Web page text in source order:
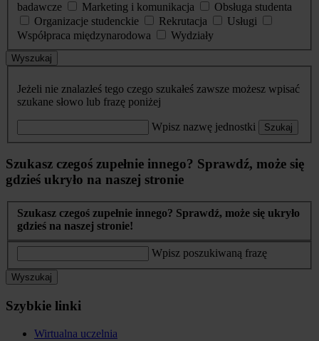
badawcze
Marketing i komunikacja
Obsługa studenta
Organizacje studenckie
Rekrutacja
Usługi
Współpraca międzynarodowa
Wydziały
Wyszukaj
Jeżeli nie znalazłeś tego czego szukałeś zawsze możesz wpisać
szukane słowo lub frazę poniżej
Wpisz nazwę jednostki Szukaj
Szukasz czegoś zupełnie innego? Sprawdź, może się
gdzieś ukryło na naszej stronie
Szukasz czegoś zupełnie innego? Sprawdź, może się ukryło
gdzieś na naszej stronie!
Wpisz poszukiwaną frazę
Wyszukaj
Szybkie linki
Wirtualna uczelnia